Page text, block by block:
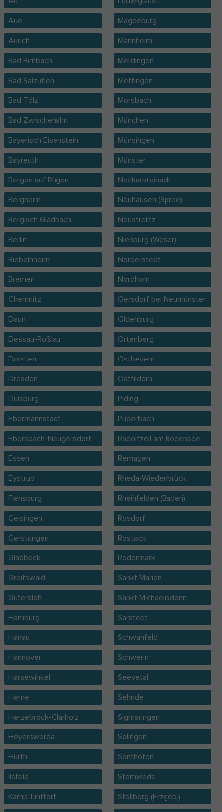
Aue
Aurich
Bad Birnbach
Bad Salzuflen
Bad Tölz
Bad Zwischenahn
Bayerisch Eisenstein
Bayreuth
Bergen auf Rügen
Bergheim
Bergisch Gladbach
Berlin
Biebelnheim
Bremen
Chemnitz
Daun
Dessau-Roßlau
Dorsten
Dresden
Duisburg
Ebermannstadt
Ebersbach-Neugersdorf
Essen
Eystrup
Flensburg
Geisingen
Gerstungen
Gladbeck
Greifswald
Gütersloh
Hamburg
Hanau
Hannover
Harsewinkel
Herne
Herzebrock-Clarholz
Hoyerswerda
Hürth
Ilsfeld
Kamp-Lintfort
Magdeburg
Mannheim
Merdingen
Mettingen
Morsbach
München
Münsingen
Münster
Neckarsteinach
Neuhausen (Spree)
Neustrelitz
Nienburg (Weser)
Norderstedt
Nordhorn
Oersdorf bei Neumünster
Oldenburg
Ortenberg
Ostbevern
Ostfildern
Piding
Puderbach
Radolfzell am Bodensee
Remagen
Rheda-Wiedenbrück
Rheinfelden (Baden)
Rosdorf
Rostock
Rödermark
Sankt Marien
Sankt Michaelisdonn
Sarstedt
Schwanfeld
Schwerin
Seevetal
Sehnde
Sigmaringen
Solingen
Sonthofen
Stemwede
Stollberg (Erzgeb.)